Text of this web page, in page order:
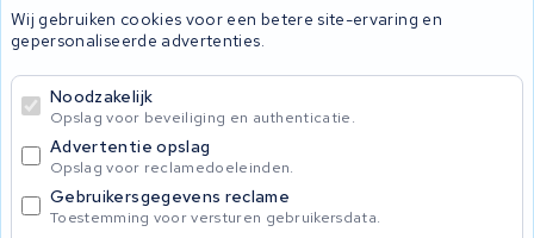
Wij gebruiken cookies voor een betere site-ervaring en
gepersonaliseerde advertenties.
Noodzakelijk
Opslag voor beveiliging en authenticatie.
Advertentie opslag
Opslag voor reclamedoeleinden.
Gebruikersgegevens reclame
Toestemming voor versturen gebruikersdata.
Privacy Policy